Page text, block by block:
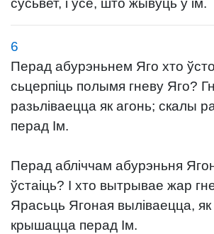
сусьвет, і ўсе, што жывуць у ім.
6
Перад абурэньнем Яго хто
сьцерпіць полымя гневу Яго?
разьліваецца як агонь; скалы
перад Ім.
Перад абліччам абурэньня
ўстаіць? І хто вытрывае жар
Ярасьць Ягоная выліваецца, як
крышацца перад Ім.